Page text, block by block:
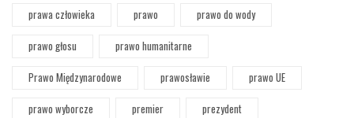
prawa człowieka prawo
prawo do wody
prawo głosu
prawo humanitarne
Prawo Międzynarodowe
prawosławie
prawo UE
prawo wyborcze
premier
prezydent